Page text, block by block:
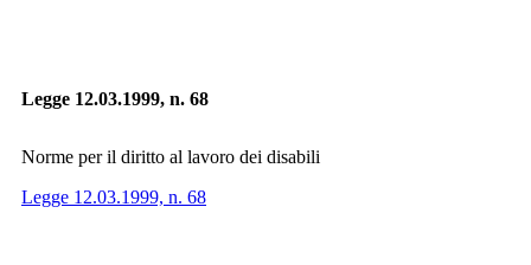
Legge 12.03.1999, n. 68
Norme per il diritto al lavoro dei disabili
Legge 12.03.1999, n. 68